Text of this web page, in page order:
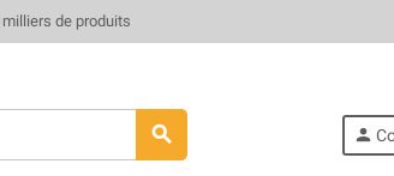
de produits
search person